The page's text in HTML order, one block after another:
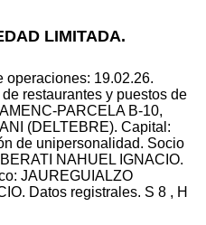
LIMITADA.
operaciones: 19.02.26.
restaurantes y puestos de
PARCELA B-10,
(DELTEBRE). Capital:
de unipersonalidad. Socio
NAHUEL IGNACIO.
JAUREGUIALZO
Datos registrales. S 8 , H